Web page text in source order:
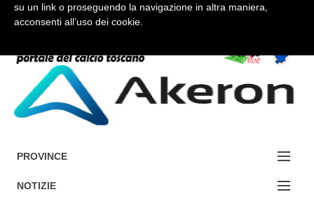
Accedi / Registrati
PROVINCE
EDIZIONE:
NOTIZIE
su un link o proseguendo la navigazione in altra maniera,
acconsenti all’uso dei cookie.